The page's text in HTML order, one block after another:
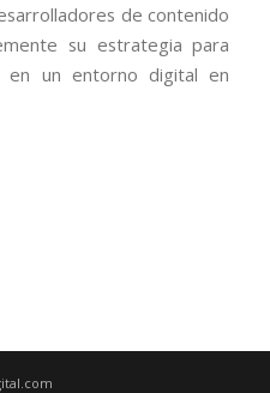
de contenido
su estrategia para
en un entorno digital en